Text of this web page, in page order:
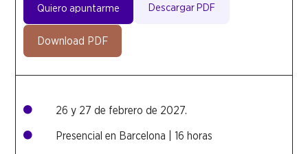
Quiero apuntarme Descargar PDF
Download PDF
 26 y 27 de febrero de 2027.
 Presencial en Barcelona | 16 horas